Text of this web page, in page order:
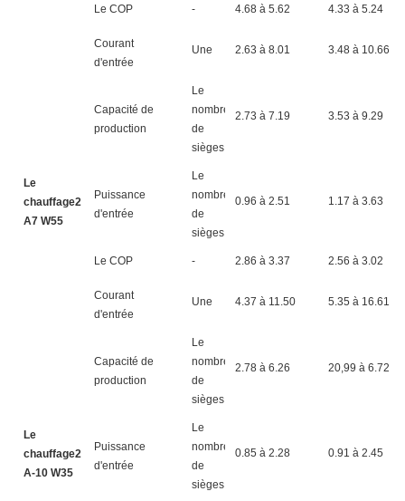
Le COP - 4.68 à 5.62 4.33 à 5.24
Courant
d'entrée
Une 2.63 à 8.01 3.48 à 10.66
Le
chauffage2
A7 W55
Capacité de
production
Le
nombre
de
sièges
2.73 à 7.19 3.53 à 9.29
Puissance
d'entrée
Le
nombre
de
sièges
0.96 à 2.51 1.17 à 3.63
Le COP - 2.86 à 3.37 2.56 à 3.02
Courant
d'entrée
Une 4.37 à 11.50 5.35 à 16.61
Le
chauffage2
A-10 W35
Capacité de
production
Le
nombre
de
sièges
2.78 à 6.26 20,99 à 6.72
Puissance
d'entrée
Le
nombre
de
sièges
0.85 à 2.28 0.91 à 2.45